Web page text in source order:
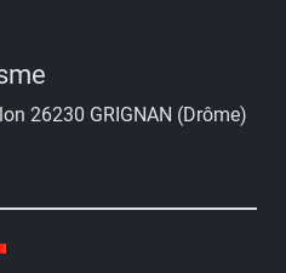
26230 GRIGNAN (Drôme)